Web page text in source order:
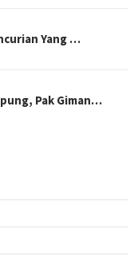
Yang …
Pak Giman…